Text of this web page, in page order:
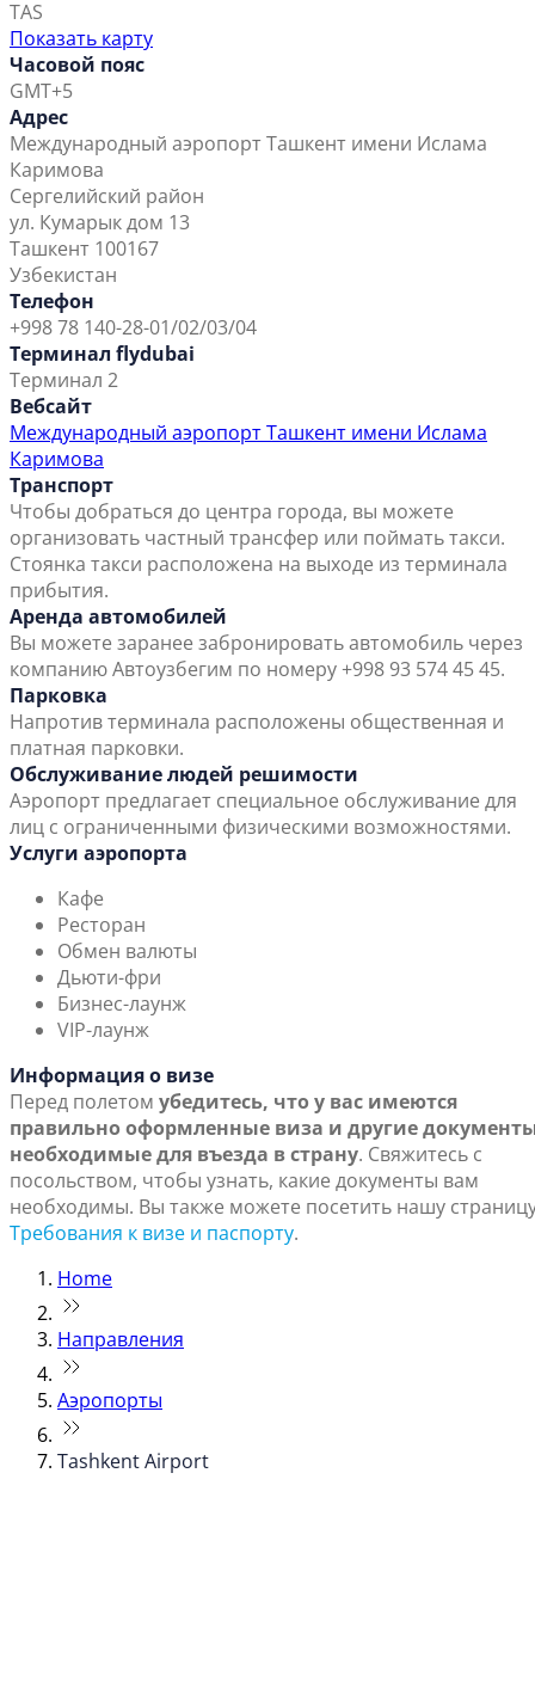
TAS
Показать карту
Часовой пояс
GMT+5
Адрес
Международный аэропорт Ташкент имени Ислама
Каримова
Сергелийский район
ул. Кумарык дом 13
Ташкент 100167
Узбекистан
Телефон
+998 78 140-28-01/02/03/04
Терминал flydubai
Терминал 2
Вебсайт
Международный аэропорт Ташкент имени Ислама
Каримова
Транспорт
Чтобы добраться до центра города, вы можете
организовать частный трансфер или поймать такси.
Стоянка такси расположена на выходе из терминала
прибытия.
Аренда автомобилей
Вы можете заранее забронировать автомобиль через
компанию Автоузбегим по номеру +998 93 574 45 45.
Парковка
Напротив терминала расположены общественная и
платная парковки.
Обслуживание людей решимости
Аэропорт предлагает специальное обслуживание для
лиц с ограниченными физическими возможностями.
Услуги аэропорта
Кафе
Ресторан
Обмен валюты
Дьюти-фри
Бизнес-лаунж
VIP-лаунж
Информация о визе
Перед полетом убедитесь, что у вас имеются
правильно оформленные виза и другие
необходимые для въезда в страну. Свяжитесь с
посольством, чтобы узнать, какие документы вам
необходимы. Вы также можете посетить нашу
Требования к визе и паспорту.
Home
Направления
Аэропорты
Tashkent Airport